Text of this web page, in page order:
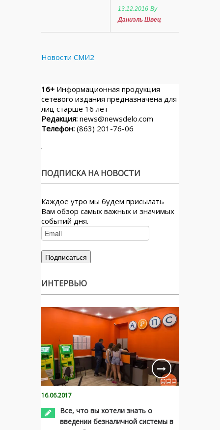
13.12.2016 By
Даниэль Швец
Новости СМИ2
16+ Информационная продукция
сетевого издания предназначена для
лиц старше 16 лет
Редакция: news@newsdelo.com
Телефон: (863) 201-76-06
ПОДПИСКА НА НОВОСТИ
Каждое утро мы будем присылать
Вам обзор самых важных и значимых
событий дня.
ИНТЕРВЬЮ
16.06.2017
Все, что вы хотели знать о
введении безналичной системы в